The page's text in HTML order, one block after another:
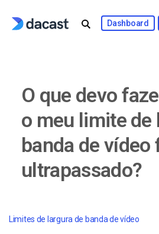
Dashboard
O que devo
o meu limite de
banda de vídeo
ultrapassado?
Limites de largura de banda de vídeo